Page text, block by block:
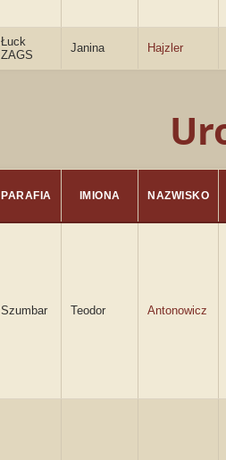
Łuck
ZAGS
Janina Hajzler
PARAFIA IMIONA NAZWISKO
Szumbar Teodor Antonowicz